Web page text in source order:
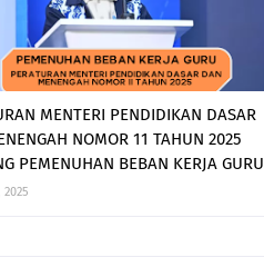
MENTERI PENDIDIKAN DASAR
NOMOR 11 TAHUN 2025
PEMENUHAN BEBAN KERJA GURU
2025